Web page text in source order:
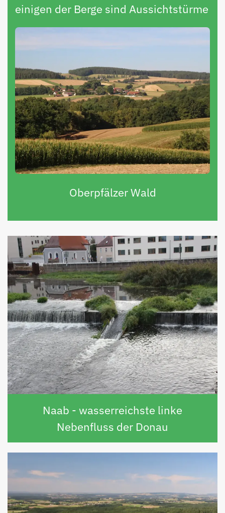
einigen der Berge sind Aussichtstürme
Oberpfälzer Wald
Naab - wasserreichste linke
Nebenfluss der Donau